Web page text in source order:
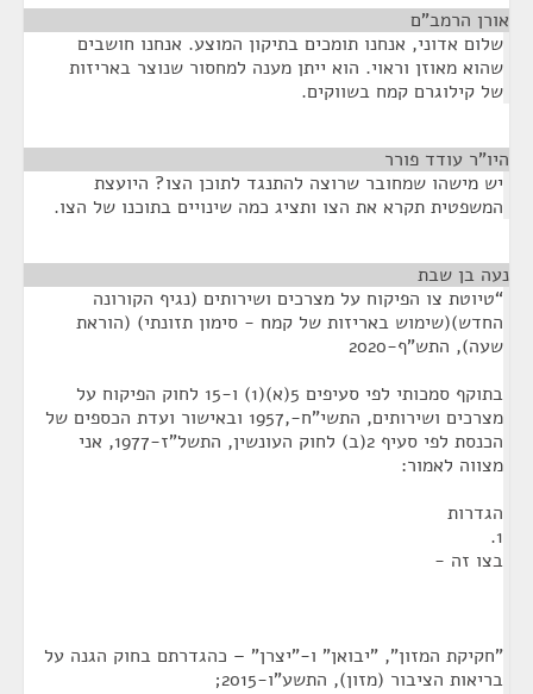
אורן הרמב"ם
שלום אדוני, אנחנו תומכים בתיקון המוצע. אנחנו חושבים
שהוא מאוזן וראוי. הוא ייתן מענה למחסור שנוצר באריזות
של קילוגרם קמח בשווקים.
היו"ר עודד פורר
יש מישהו שמחובר שרוצה להתנגד לתוכן הצו? היועצת
המשפטית תקרא את הצו ותציג כמה שינויים בתוכנו של הצו.
נעה בן שבת
“טיוטת צו הפיקוח על מצרכים ושירותים (נגיף הקורונה
החדש)(שימוש באריזות של קמח - סימון תזונתי) (הוראת
שעה), התש"ף-2020
בתוקף סמכותי לפי סעיפים 5(א)(1) ו-15 לחוק הפיקוח על
מצרכים ושירותים, התשי"ח-,1957 ובאישור ועדת הכספים של
הכנסת לפי סעיף 2(ב) לחוק העונשין, התשל"ז-1977, אני
מצווה לאמור:
הגדרות
1.
בצו זה -
"חקיקת המזון", "יבואן" ו-"יצרן" – כהגדרתם בחוק הגנה על
בריאות הציבור (מזון), התשע"ו-2015;